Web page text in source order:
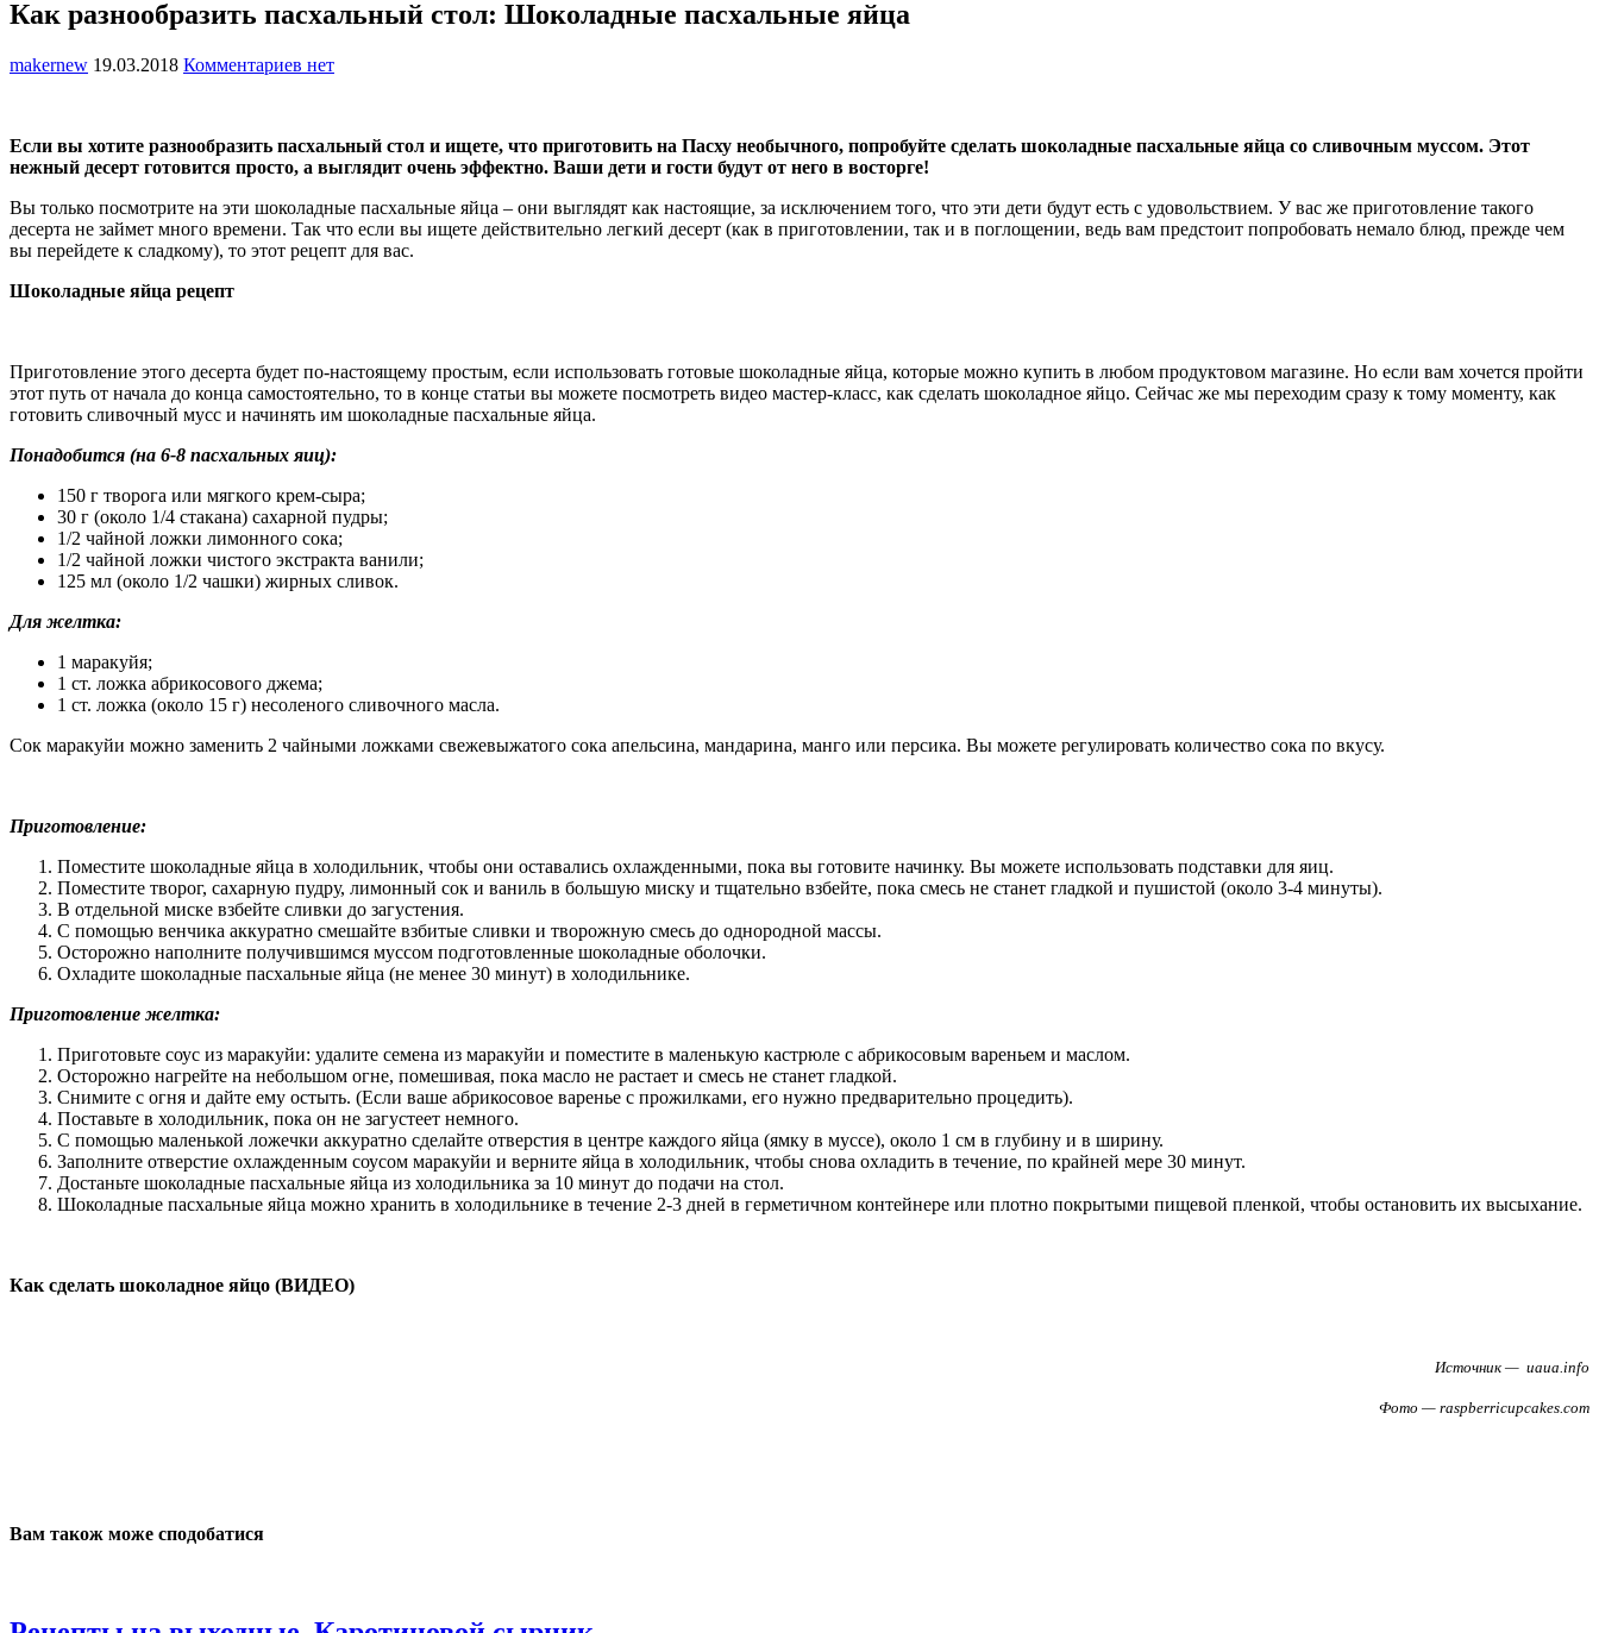
Как разнообразить пасхальный стол: Шоколадные пасхальные яйца
makernew 19.03.2018 Комментариев нет
Если вы хотите разнообразить пасхальный стол и ищете, что приготовить на Пасху необычного, попробуйте сделать шоколадные пасхальные яйца со сливочным муссом. Этот
нежный десерт готовится просто, а выглядит очень эффектно. Ваши дети и гости будут от него в восторге!
Вы только посмотрите на эти шоколадные пасхальные яйца – они выглядят как настоящие, за исключением того, что эти дети будут есть с удовольствием. У вас же приготовление такого
десерта не займет много времени. Так что если вы ищете действительно легкий десерт (как в приготовлении, так и в поглощении, ведь вам предстоит попробовать немало блюд, прежде чем
вы перейдете к сладкому), то этот рецепт для вас.
Шоколадные яйца рецепт
Приготовление этого десерта будет по-настоящему простым, если использовать готовые шоколадные яйца, которые можно купить в любом продуктовом магазине. Но если вам хочется пройти
этот путь от начала до конца самостоятельно, то в конце статьи вы можете посмотреть видео мастер-класс, как сделать шоколадное яйцо. Сейчас же мы переходим сразу к тому моменту, как
готовить сливочный мусс и начинять им шоколадные пасхальные яйца.
Понадобится (на 6-8 пасхальных яиц):
150 г творога или мягкого крем-сыра;
30 г (около 1/4 стакана) сахарной пудры;
1/2 чайной ложки лимонного сока;
1/2 чайной ложки чистого экстракта ванили;
125 мл (около 1/2 чашки) жирных сливок.
Для желтка:
1 маракуйя;
1 ст. ложка абрикосового джема;
1 ст. ложка (около 15 г) несоленого сливочного масла.
Сок маракуйи можно заменить 2 чайными ложками свежевыжатого сока апельсина, мандарина, манго или персика. Вы можете регулировать количество сока по вкусу.
Приготовление:
Поместите шоколадные яйца в холодильник, чтобы они оставались охлажденными, пока вы готовите начинку. Вы можете использовать подставки для яиц.
Поместите творог, сахарную пудру, лимонный сок и ваниль в большую миску и тщательно взбейте, пока смесь не станет гладкой и пушистой (около 3-4 минуты).
В отдельной миске взбейте сливки до загустения.
С помощью венчика аккуратно смешайте взбитые сливки и творожную смесь до однородной массы.
Осторожно наполните получившимся муссом подготовленные шоколадные оболочки.
Охладите шоколадные пасхальные яйца (не менее 30 минут) в холодильнике.
Приготовление желтка:
Приготовьте соус из маракуйи: удалите семена из маракуйи и поместите в маленькую кастрюле с абрикосовым вареньем и маслом.
Осторожно нагрейте на небольшом огне, помешивая, пока масло не растает и смесь не станет гладкой.
Снимите с огня и дайте ему остыть. (Если ваше абрикосовое варенье с прожилками, его нужно предварительно процедить).
Поставьте в холодильник, пока он не загустеет немного.
С помощью маленькой ложечки аккуратно сделайте отверстия в центре каждого яйца (ямку в муссе), около 1 см в глубину и в ширину.
Заполните отверстие охлажденным соусом маракуйи и верните яйца в холодильник, чтобы снова охладить в течение, по крайней мере 30 минут.
Достаньте шоколадные пасхальные яйца из холодильника за 10 минут до подачи на стол.
Шоколадные пасхальные яйца можно хранить в холодильнике в течение 2-3 дней в герметичном контейнере или плотно покрытыми пищевой пленкой, чтобы остановить их высыхание.
Как сделать шоколадное яйцо (ВИДЕО)
Источник — uaua.info
Фото — raspberricupcakes.com
Вам також може сподобатися